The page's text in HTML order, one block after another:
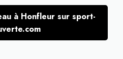
à Honfleur sur sport-